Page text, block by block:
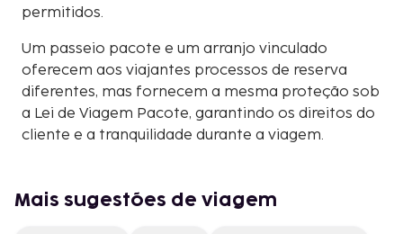
permitidos.
Um passeio pacote e um arranjo vinculado
oferecem aos viajantes processos de reserva
diferentes, mas fornecem a mesma proteção sob
a Lei de Viagem Pacote, garantindo os direitos do
cliente e a tranquilidade durante a viagem.
Mais sugestões de viagem